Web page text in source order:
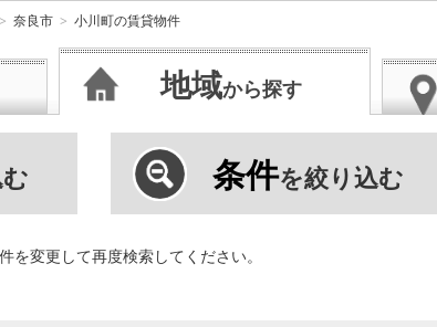
奈良市 小川町の賃貸物件
地域から探す
条件を絞り込む
変更して再度検索してください。